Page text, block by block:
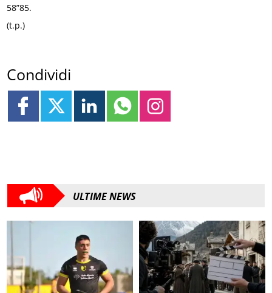
58”85.
(t.p.)
Condividi
ULTIME NEWS